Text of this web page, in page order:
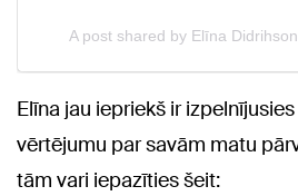
Elīna jau iepriekš ir
vērtējumu par savām matu
tām vari iepazīties šeit: